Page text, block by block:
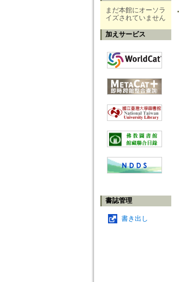
まだ本館にオーソラ
イズされていません
加えサービス
書誌管理
書き出し